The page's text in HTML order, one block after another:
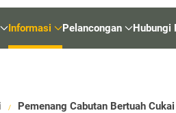
Informasi Pelancongan Hubungi
Pemenang Cabutan Bertuah